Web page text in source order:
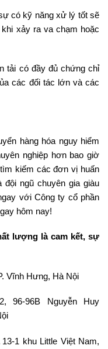
có kỹ năng xử lý tốt sẽ
xảy ra va chạm hoặc
tải có đầy đủ chứng chỉ
các đối tác lớn và các
hàng hóa nguy hiểm
nghiệp hơn bao giờ
kiếm các đơn vị huấn
ngũ chuyên gia giàu
với Công ty cổ phần
hôm nay!
lượng là cam kết, sự
Vĩnh Hưng, Hà Nội
96-96B Nguyễn Huy
1 khu Little Việt Nam,